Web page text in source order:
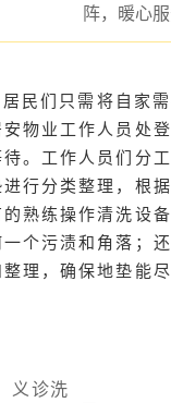
民们只需将自家
物业工作人员处
。工作人员们分
行分类整理，根
熟练操作清洗设
个污渍和角落；
理，确保地垫能